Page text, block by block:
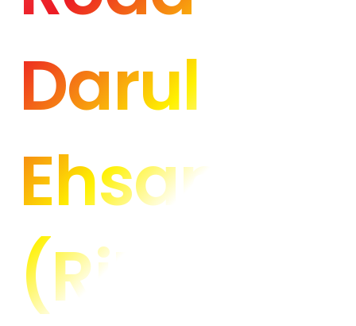
Darul
Ehsan
(RiDE)